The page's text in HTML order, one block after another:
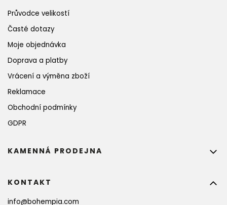
Průvodce velikostí
Časté dotazy
Moje objednávka
Doprava a platby
Vrácení a výměna zboží
Reklamace
Obchodní podmínky
GDPR
KONTAKT
info@bohempia.com
KAMENNÁ PRODEJNA